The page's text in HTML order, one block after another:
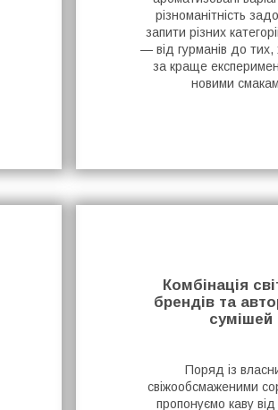
різноманітність
запити різних
— від гурманів до тих,
за краще
новими
Комбінація
брендів та
сумішей
Поряд із
свіжообсмаженими
пропонуємо каву